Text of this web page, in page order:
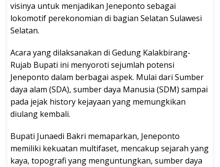
visinya untuk menjadikan Jeneponto sebagai
lokomotif perekonomian di bagian Selatan Sulawesi
Selatan.
Acara yang dilaksanakan di Gedung Kalakbirang-
Rujab Bupati ini menyoroti sejumlah potensi
Jeneponto dalam berbagai aspek. Mulai dari Sumber
daya alam (SDA), sumber daya Manusia (SDM) sampai
pada jejak history kejayaan yang memungkikan
diulang kembali.
Bupati Junaedi Bakri memaparkan, Jeneponto
memiliki kekuatan multifaset, mencakup sejarah yang
kaya, topografi yang menguntungkan, sumber daya